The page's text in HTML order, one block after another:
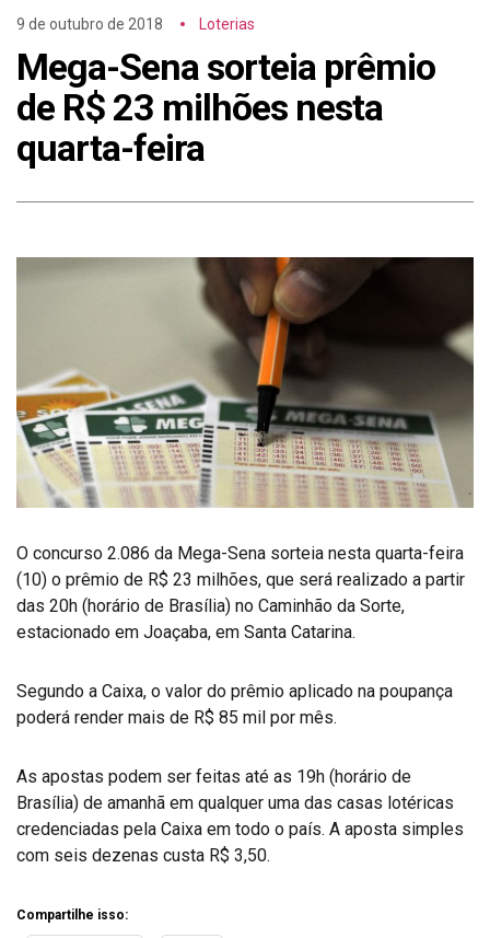
9 de outubro de 2018 Loterias
Mega-Sena sorteia prêmio
de R$ 23 milhões nesta
quarta-feira
O concurso 2.086 da Mega-Sena sorteia nesta quarta-feira
(10) o prêmio de R$ 23 milhões, que será realizado a partir
das 20h (horário de Brasília) no Caminhão da Sorte,
estacionado em Joaçaba, em Santa Catarina.
Segundo a Caixa, o valor do prêmio aplicado na poupança
poderá render mais de R$ 85 mil por mês.
As apostas podem ser feitas até as 19h (horário de
Brasília) de amanhã em qualquer uma das casas lotéricas
credenciadas pela Caixa em todo o país. A aposta simples
com seis dezenas custa R$ 3,50.
Compartilhe isso: